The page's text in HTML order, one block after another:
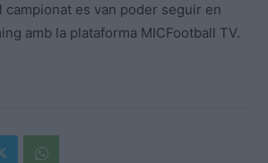
es van poder seguir en
amb la plataforma MICFootball TV.